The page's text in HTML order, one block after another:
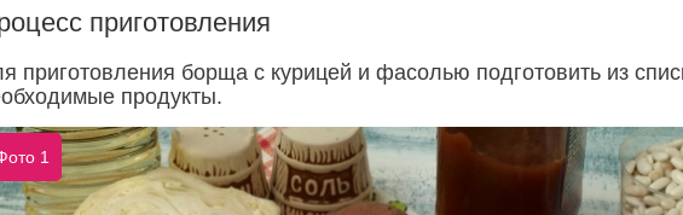
приготовления
приготовления борща с курицей и фасолью подготовить из
продукты.
1